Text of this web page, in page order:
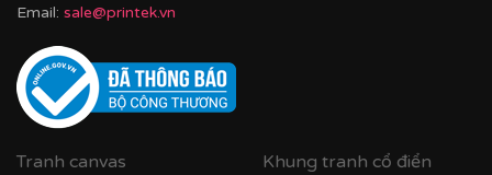
Email: sale@printek.vn
Tranh canvas
Khung tranh cổ điển